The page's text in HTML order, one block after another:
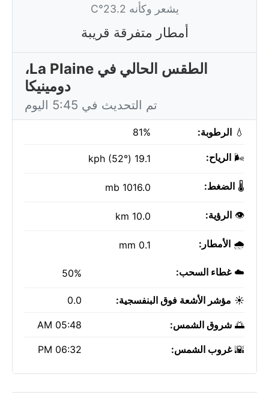
يشعر وكأنه 23.2°C
أمطار متفرقة قريبة
الطقس الحالي في La Plaine،
دومينيكا
تم التحديث في 5:45 اليوم
💧 الرطوبة: 81%
🌬️ الرياح: 19.1 kph (52°)
🌡️ الضغط: 1016.0 mb
👁️ الرؤية: 10.0 km
🌧️ الأمطار: 0.1 mm
☁️غطاء السحب: 50%
☀️ مؤشر الأشعة فوق البنفسجية: 0.0
🌅 شروق الشمس: 05:48 AM
🌇غروب الشمس: 06:32 PM